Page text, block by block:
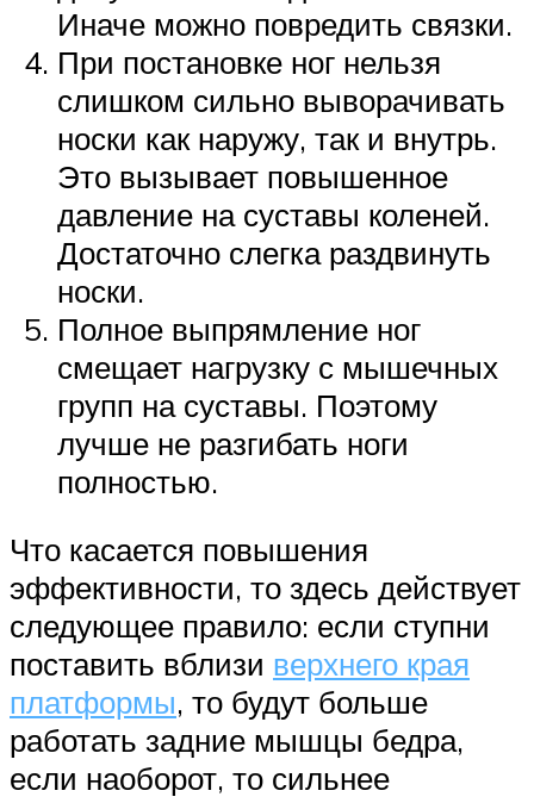
Иначе можно повредить связки.
При постановке ног нельзя
слишком сильно выворачивать
носки как наружу, так и внутрь.
Это вызывает повышенное
давление на суставы коленей.
Достаточно слегка раздвинуть
носки.
Полное выпрямление ног
смещает нагрузку с мышечных
групп на суставы. Поэтому
лучше не разгибать ноги
полностью.
Что касается повышения
эффективности, то здесь действует
следующее правило: если ступни
поставить вблизи верхнего края
платформы, то будут больше
работать задние мышцы бедра,
если наоборот, то сильнее